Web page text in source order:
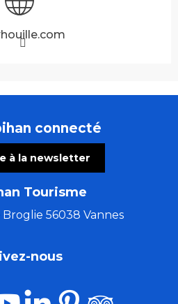
connecté
à la newsletter
Tourisme
56038 Vannes
nous